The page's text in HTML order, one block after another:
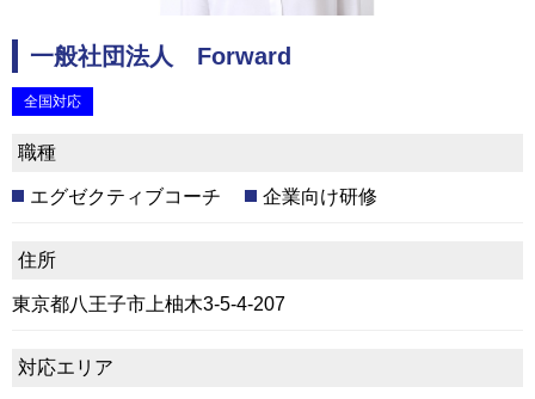
一般社団法人 Forward
全国対応
職種
エグゼクティブコーチ 企業向け研修
住所
東京都八王子市上柚木3-5-4-207
対応エリア